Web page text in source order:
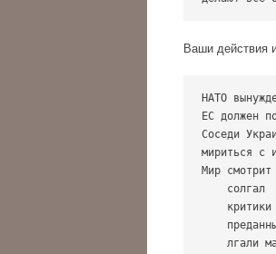
Ваши действия
НАТО
ЕС должен
Соседи
мириться с
Мир
лгали